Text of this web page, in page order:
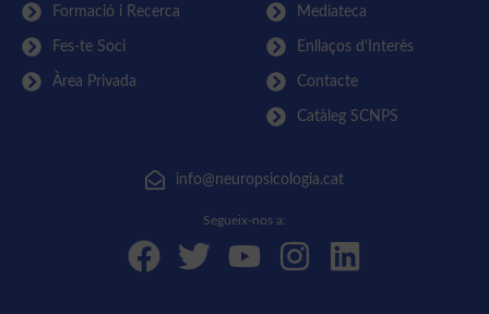
Formació i Recerca
Fes-te Soci
Àrea Privada
Mediateca
Enllaços d'Interès
Contacte
Catàleg SCNPS
info@neuropsicologia.cat
Segueix-nos a: